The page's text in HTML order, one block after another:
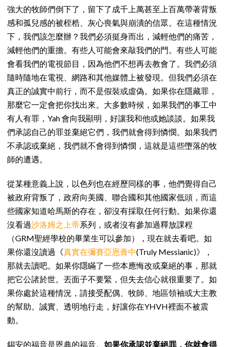
強大的牧師們倒下了，留下了成千上萬甚至上百萬帶著背叛
感和孤兒感的被桎梏、灰心喪氣與崩潰的信眾。在這種情況
下，我們該怎麼辦？我們必須挺身而出，減輕他們的痛苦，
減輕他們的重擔。有些人可能會來敲我們的門。有些人可能
會看我們的電視節目，因為他們不想再去教會了。我們必須
隨時隨地在電視、網路和其他媒體上被發現。但我們必須在
真正的誠實中前行，而不是假裝或虛偽。如果你在隱藏罪，
那麼它一定會把你找出來。大多數時候，如果我們的事工中
有人有罪，Yah 會向我顯明，好讓我和他或她談談。如果我
們承認自己的罪並棄絕它們，我們就會得到憐憫。如果我們
不承認或棄絕，我們就不會得到憐憫，這就是這些墮落的牧
師的遭遇。
從某種意義上說，以色列也在經歷同樣的事，他們覺得自己
被政府背叛了，政府向美國、聯合國和其他國家低頭，而這
些國家知道哈馬斯的存在，卻沒有採取任何行動。如果你還
沒看過沙洛姆之上帝系列，或者沒有參加過釋放課程
（GRM聖經學校的畢業生可以參加），現在就去看吧。如
果你還沒讀過《真實在彌賽亞恩膏中(Truly Messianic)》，
那就去讀吧。如果你隱瞞了一些本應悔改或棄絕的事，那就
把它公諸於世。丟面子不要緊，但失去信心就很重要了。如
果你處於這種情況，請接受配偶、牧師、地區領袖或大主教
的幫助。誠實、透明地行走，好讓你在YHVH裡面不被震
動。
錫安的福音是恩典的福音。 如果你承認並棄絕罪，你就會得